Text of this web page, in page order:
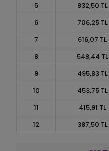
5
832,50 TL
6
706,25 TL
7
616,07 TL
8
548,44 TL
9
495,83 TL
10
453,75 TL
11
415,91 TL
12
387,50 TL